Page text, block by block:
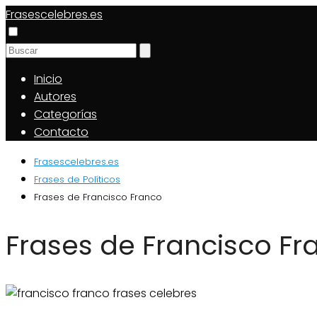
Frasescelebres.es
Inicio
Autores
Categorías
Contacto
Frasescelebres.es
Frases de Políticos
Frases de Francisco Franco
Frases de Francisco